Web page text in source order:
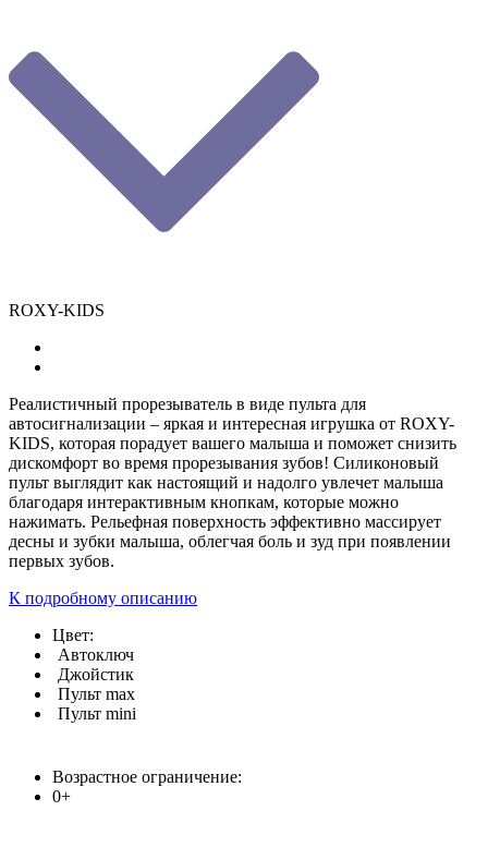
ROXY-KIDS
Реалистичный прорезыватель в виде пульта для
автосигнализации – яркая и интересная игрушка от ROXY-
KIDS, которая порадует вашего малыша и поможет снизить
дискомфорт во время прорезывания зубов! Силиконовый
пульт выглядит как настоящий и надолго увлечет малыша
благодаря интерактивным кнопкам, которые можно
нажимать. Рельефная поверхность эффективно массирует
десны и зубки малыша, облегчая боль и зуд при появлении
первых зубов.
К подробному описанию
Цвет:
Автоключ
Джойстик
Пульт max
Пульт mini
Возрастное ограничение:
0+